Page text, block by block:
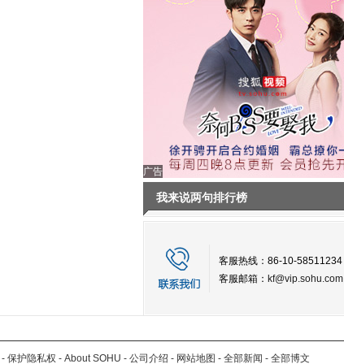
广告
我来说两句排行榜
客服热线：86-10-58511234
客服邮箱： kf@vip.sohu.com
- 保护隐私权 - About SOHU - 公司介绍 - 网站地图 - 全部新闻 - 全部博文